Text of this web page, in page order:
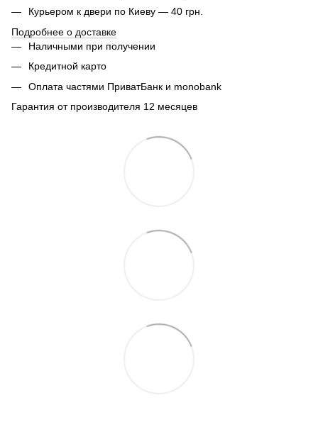
Курьером к двери по Киеву — 40 грн.
Подробнее о доставке
Наличными при получении
Кредитной карто
Оплата частями ПриватБанк и monobank
Гарантия от производителя 12 месяцев